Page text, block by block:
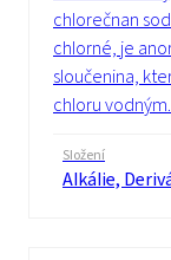
chlorečnan
chlorné, je
sloučenina,
chloru
Složení
Alkálie,